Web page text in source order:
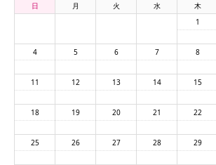
日
月 火 水 木
1
4 5 6 7 8
11 12 13 14 15
18 19 20 21 22
25 26 27 28 29